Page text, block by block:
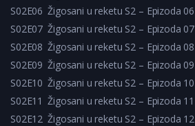
S02E06 Žigosani u reketu S2 – Epizoda 06
S02E07 Žigosani u reketu S2 – Epizoda 07
S02E08 Žigosani u reketu S2 – Epizoda 08
S02E09 Žigosani u reketu S2 – Epizoda 09
S02E10 Žigosani u reketu S2 – Epizoda 10
S02E11 Žigosani u reketu S2 – Epizoda 11
S02E12 Žigosani u reketu S2 – Epizoda 12